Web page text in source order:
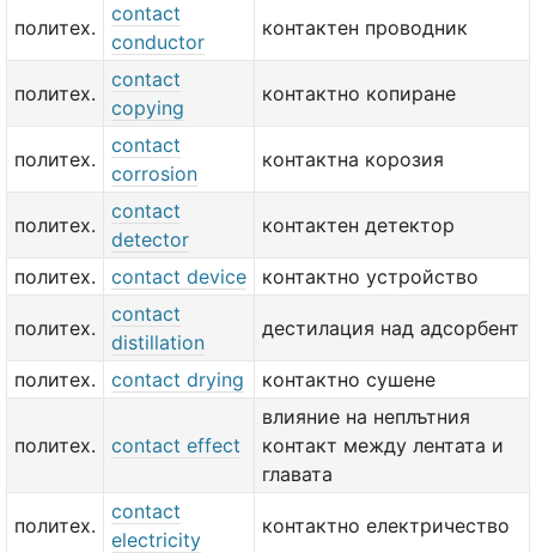
политех.
contact
conductor
контактен проводник
политех.
contact
copying
контактно копиране
политех.
contact
corrosion
контактна корозия
политех.
contact
detector
контактен детектор
политех. contact device контактно устройство
политех.
contact
distillation
дестилация над адсорбент
политех. contact drying контактно сушене
политех. contact effect
влияние на неплътния
контакт между лентата и
главата
политех.
contact
electricity
контактно електричество